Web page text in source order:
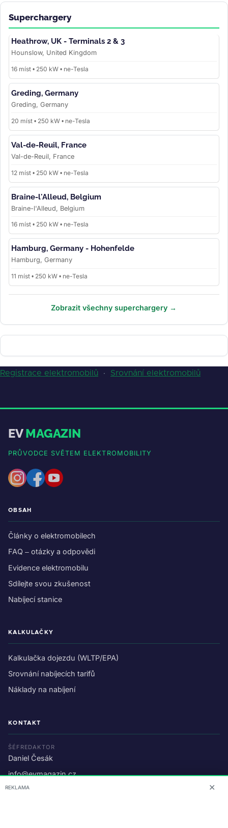
Superchargery
Heathrow, UK - Terminals 2 & 3
Hounslow, United Kingdom
16 míst • 250 kW • ne-Tesla
Greding, Germany
Greding, Germany
20 míst • 250 kW • ne-Tesla
Val-de-Reuil, France
Val-de-Reuil, France
12 míst • 250 kW • ne-Tesla
Braine-l'Alleud, Belgium
Braine-l'Alleud, Belgium
16 míst • 250 kW • ne-Tesla
Hamburg, Germany - Hohenfelde
Hamburg, Germany
11 míst • 250 kW • ne-Tesla
Zobrazit všechny superchargery →
Registrace elektromobilů · Srovnání elektromobilů
EVMAGAZIN
PRŮVODCE SVĚTEM ELEKTROMOBILITY
OBSAH
Články o elektromobilech
FAQ – otázky a odpovědi
Evidence elektromobilu
Sdílejte svou zkušenost
Nabíjecí stanice
KALKULAČKY
Kalkulačka dojezdu (WLTP/EPA)
Srovnání nabíjecích tarifů
Náklady na nabíjení
KONTAKT
ŠÉFREDAKTOR
Daniel Česák
info@evmagazin.cz
O nás
REKLAMA ✕